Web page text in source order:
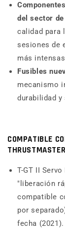
del sector
calidad para
sesiones de
más
Fusibles
mecanismo
durabilidad y
COMPATIBLE
THRUSTMASTER
T-GT II
"liberación
compatible
por
fecha (2021).